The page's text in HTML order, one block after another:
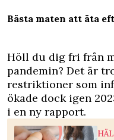
Bästa maten att äta
Höll du dig fri från
pandemin? Det är
restriktioner som
ökade dock igen
i en ny rapport.